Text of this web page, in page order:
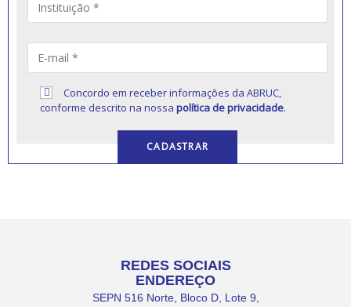
Concordo em receber informações da ABRUC,
conforme descrito na nossapolítica de privacidade.
REDES SOCIAIS
ENDEREÇO
SEPN 516 Norte, Bloco D, Lote 9,